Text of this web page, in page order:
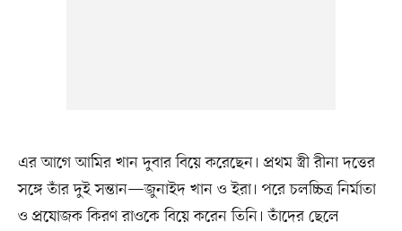
এর আগে আমির খান দুবার বিয়ে করেছেন। প্রথম স্ত্রী রীনা দত্তের
সঙ্গে তাঁর দুই সন্তান—জুনাইদ খান ও ইরা। পরে চলচ্চিত্র নির্মাতা
ও প্রযোজক কিরণ রাওকে বিয়ে করেন তিনি। তাঁদের ছেলে